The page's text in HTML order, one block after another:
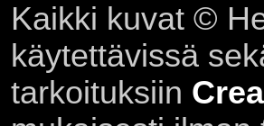
Kaikki kuvat ©
käytettävissä
tarkoituksiin